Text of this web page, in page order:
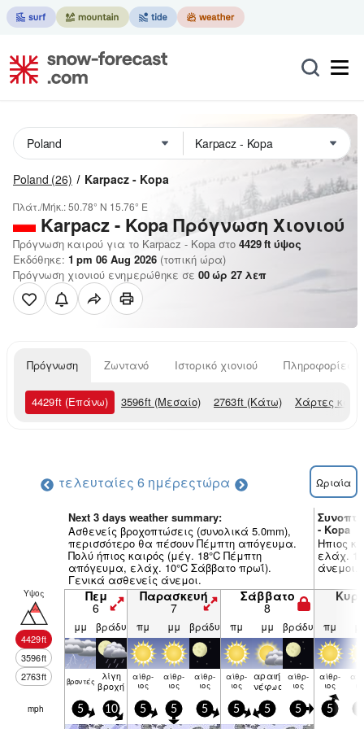
Poland (26) Karpacz - Kopa
Πλάτ./Μήκ.:50.78° N 15.76° E
Karpacz - KopaΠρόγνωση Χιονιού
Πρόγνωση καιρού για το Karpacz - Kopa στο 4429ft ύψος
Εκδόθηκε: 1 pm 06 Aug 2026 (τοπική ώρα)
Πρόγνωση χιονιού ενημερώθηκε σε 00ώρ 27 λεπ
Πρόγνωση Ζωντανό Ιστορικό χιονιού Πληροφορίες
4429ft (Επάνω) 3596ft (Μεσαίο) 2763ft (Κάτω) Χάρτες
τελευταίες 6 ημέρεςτώρα Ωριαία
Next 3 days weather summary:
Ασθενείς βροχοπτώσεις (συνολικά 5.0mm),
περισσότερο θα πέσουν Πέμπτη απόγευμα.
Πολύ ήπιος καιρός (μέγ. 18°C Πέμπτη
απόγευμα, ελάχ. 10°C Σάββατο πρωΐ).
Γενικά ασθενείς άνεμοι.
- Kopa
Ηπιος
ελάχ.
άνεμοι.
Υψος
4429ft
3596ft
2763ft
Πεμ
6
Παρασκευή
7
Σάββατο
8
μμ βράδυ πμ μμ βράδυ πμ μμ βράδυ πμ
βρον­τές λίγη
βροχή
αίθρ­
ιος
αίθρ­
ιος
αίθρ­
ιος
αίθρ­
ιος
αραιή
νέφωση
αίθρ­
ιος
αίθρ­
ιος
mph 5 10 5 5 5 5 5 5 5